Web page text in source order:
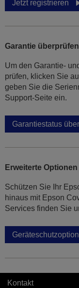
Jetzt registrieren
Garantie überprüfen
Um den Garantie-
prüfen, klicken Sie
geben Sie die
Support-Seite ein.
Garantiestatus
Erweiterte
Schützen Sie Ihr
hinaus mit Epson
Services finden Sie
Kontakt